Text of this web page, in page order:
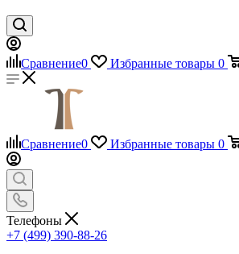
Сравнение0 Избранные товары 0
Сравнение0 Избранные товары 0
Телефоны
+7 (499) 390-88-26